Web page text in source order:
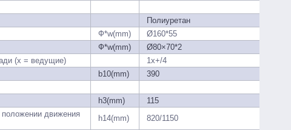
Полиуретан
Ф*w(mm)
Ø160*55
Ф*w(mm)
Ø80×70*2
(x = ведущие)
1x+/4
b10(mm)
390
h3(mm)
115
движения
h14(mm)
820/1150